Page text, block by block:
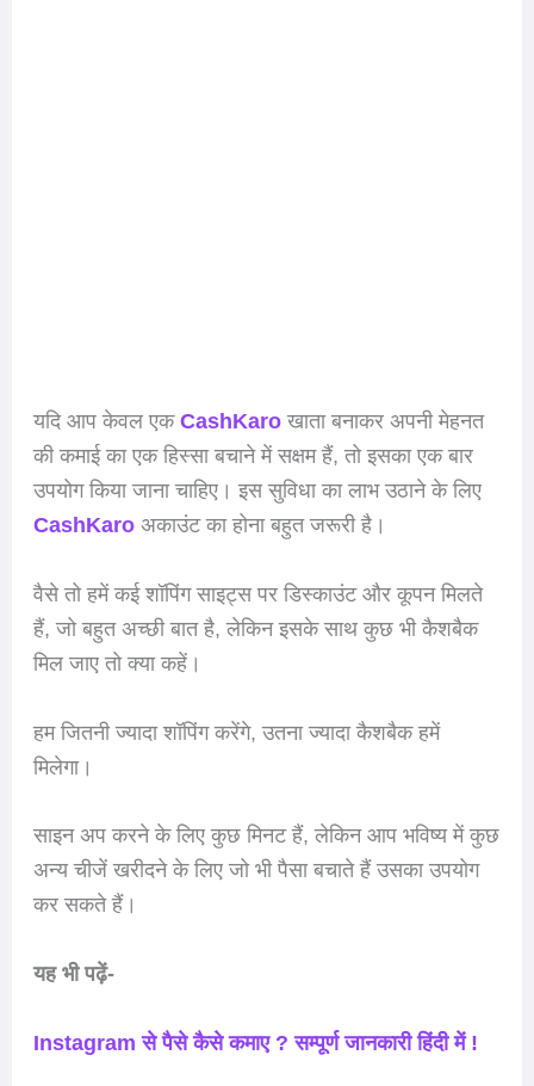
यदि आप केवल एक CashKaroखाता बनाकर अपनी मेहनत
की कमाई का एक हिस्सा बचाने में सक्षम हैं, तो इसका एक बार
उपयोग किया जाना चाहिए। इस सुविधा का लाभ उठाने के लिए
CashKaro अकाउंट का होना बहुत जरूरी है।
वैसे तो हमें कई शॉपिंग साइट्स पर डिस्काउंट और कूपन मिलते
हैं, जो बहुत अच्छी बात है, लेकिन इसके साथ कुछ भी कैशबैक
मिल जाए तो क्या कहें।
हम जितनी ज्यादा शॉपिंग करेंगे, उतना ज्यादा कैशबैक हमें
मिलेगा।
साइन अप करने के लिए कुछ मिनट हैं, लेकिन आप भविष्य में कुछ
अन्य चीजें खरीदने के लिए जो भी पैसा बचाते हैं उसका उपयोग
कर सकते हैं।
यह भी पढ़ें-
Instagram से पैसे कैसे कमाए ? सम्पूर्ण जानकारी हिंदी में !